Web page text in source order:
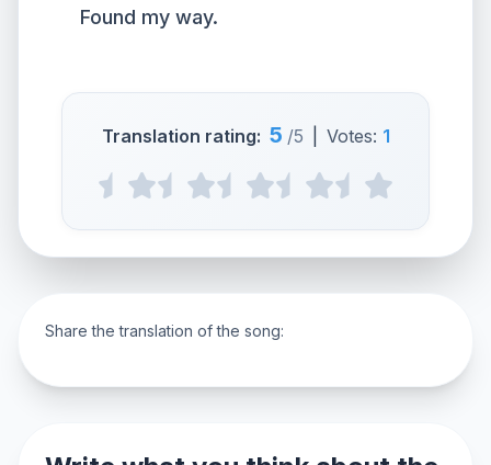
Found my way.
Translation rating: 5 /5 Votes: 1
Share the translation of the song: